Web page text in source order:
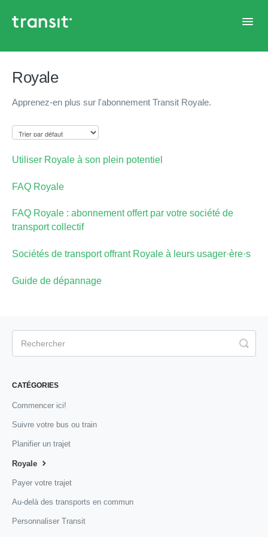
Royale
Apprenez-en plus sur l'abonnement Transit Royale.
Utiliser Royale à son plein potentiel
FAQ Royale
FAQ Royale : abonnement offert par votre société de
transport collectif
Sociétés de transport offrant Royale à leurs usager·ère·s
Guide de dépannage
CATÉGORIES
Commencer ici!
Suivre votre bus ou train
Planifier un trajet
Royale
Payer votre trajet
Au-delà des transports en commun
Personnaliser Transit